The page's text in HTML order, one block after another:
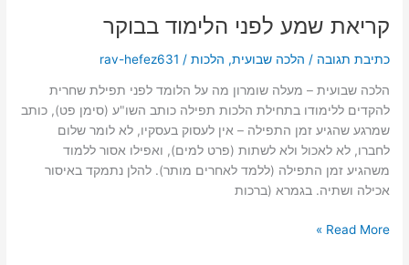
קריאת שמע לפני הלימוד בבוקר
כתיבת תגובה / הלכה שבועית, הלכות /
rav-hefez631
הלכה שבועית – מעלה שומרון מה על הלומד לפני תפילת שחרית
להקדים ללימודו בתחילת הלכות תפילה כותב השו"ע (סימן פט), כותב
שמרגע שהגיע זמן התפילה – אין לעסוק בעסקיו, לא לומר שלום
לחברו, לא לאכול ולא לשתות (פרט למים), ואפילו אסור ללמוד
משהגיע זמן התפילה (ללמד לאחרים מותר). להלן נתמקד באיסור
אכילה ושתיה. בגמרא (ברכות
קריאת
שמע
לפני
הלימוד
בבוקר
Read More »